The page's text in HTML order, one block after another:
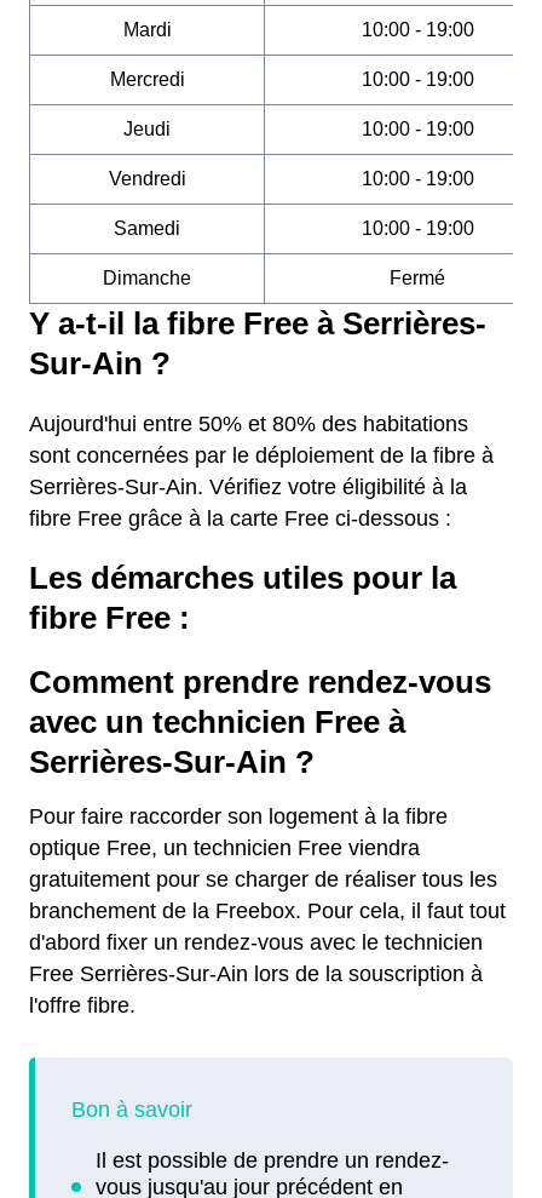
Mardi 10:00 - 19:00
Mercredi 10:00 - 19:00
Jeudi 10:00 - 19:00
Vendredi 10:00 - 19:00
Samedi 10:00 - 19:00
Dimanche Fermé
Y a-t-il la fibre Free à Serrières-
Sur-Ain ?
Aujourd'hui entre 50% et 80% des habitations
sont concernées par le déploiement de la fibre à
Serrières-Sur-Ain. Vérifiez votre éligibilité à la
fibre Free grâce à la carte Free ci-dessous :
Les démarches utiles pour la
fibre Free :
Comment prendre rendez-vous
avec un technicien Free à
Serrières-Sur-Ain ?
Pour faire raccorder son logement à la fibre
optique Free, un technicien Free viendra
gratuitement pour se charger de réaliser tous les
branchement de la Freebox. Pour cela, il faut tout
d'abord fixer un rendez-vous avec le technicien
Free Serrières-Sur-Ain lors de la souscription à
l'offre fibre.